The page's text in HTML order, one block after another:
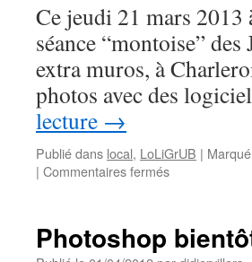
Ce jeudi 21 mars 2013
séance “montoise”
extra muros, à
photos avec des
lecture →
Publié dans local, LoLiGrUB |
| Commentaires ferméssur
Photoshop